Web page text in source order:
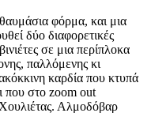
φόρμα, και μια
δύο διαφορετικές
σε μια περίπλοκα
παλλόμενης κι
καρδία που κτυπά
που στο zoom out
Χουλιέτας. Αλμοδόβαρ